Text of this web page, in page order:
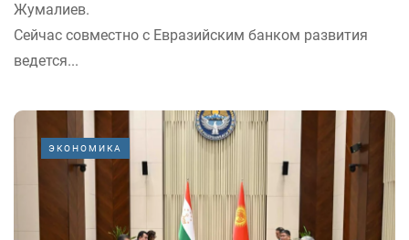
Жумалиев.
Сейчас совместно с Евразийским банком развития
ведется...
ЭКОНОМИКА